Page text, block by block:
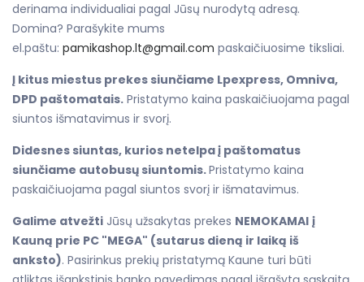
derinama individualiai pagal Jūsų nurodytą adresą.
Domina? Parašykite mums
el.paštu: pamikashop.lt@gmail.com paskaičiuosime tiksliai.
Į kitus miestus prekes siunčiame Lpexpress, Omniva,
DPD paštomatais. Pristatymo kaina paskaičiuojama pagal
siuntos išmatavimus ir svorį.
Didesnes siuntas, kurios netelpa į paštomatus
siunčiame autobusų siuntomis.Pristatymo kaina
paskaičiuojama pagal siuntos svorį ir išmatavimus.
Galime atvežti Jūsų užsakytas prekes NEMOKAMAI į
Kauną prie PC "MEGA" (sutarus dieną ir laiką iš
anksto). Pasirinkus prekių pristatymą Kaune turi būti